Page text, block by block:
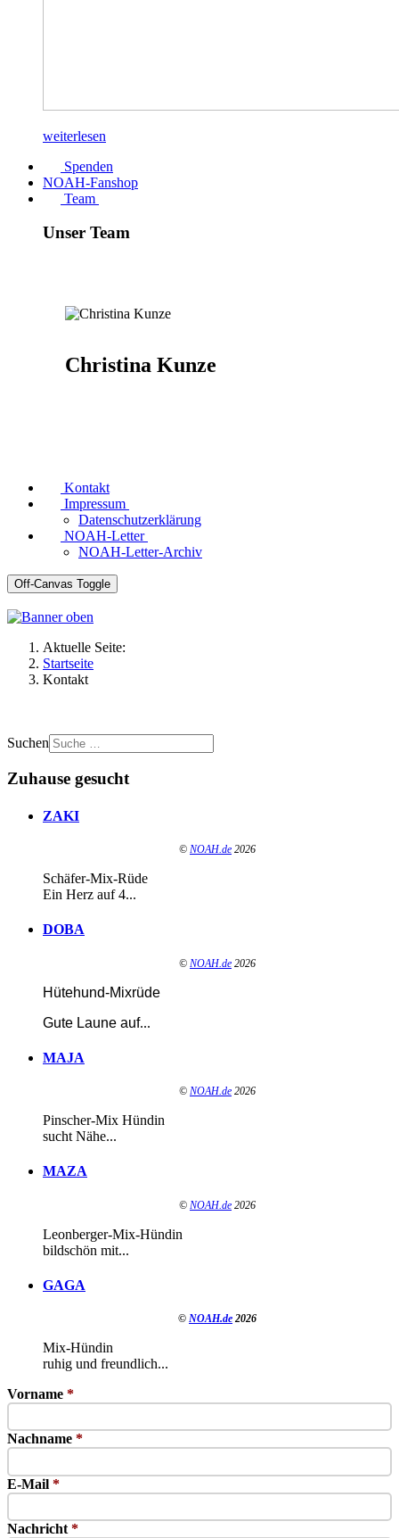
weiterlesen
Spenden
NOAH-Fanshop
Team
Unser Team
Christina Kunze
Kontakt
Impressum
Datenschutzerklärung
NOAH-Letter
NOAH-Letter-Archiv
Off-Canvas Toggle
Aktuelle Seite:
Startseite
Kontakt
Suchen
Zuhause gesucht
ZAKI
© NOAH.de 2026
Schäfer-Mix-Rüde
Ein Herz auf 4...
DOBA
© NOAH.de 2026
Hütehund-Mixrüde
Gute Laune auf...
MAJA
© NOAH.de 2026
Pinscher-Mix Hündin
sucht Nähe...
MAZA
© NOAH.de 2026
Leonberger-Mix-Hündin
bildschön mit...
GAGA
© NOAH.de 2026
Mix-Hündin
ruhig und freundlich...
Vorname *
Nachname *
E-Mail *
Nachricht *